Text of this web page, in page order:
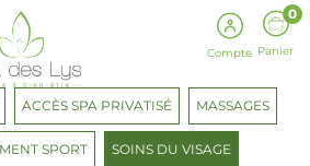
Compte
0
Panier
ACCÈS SPA PRIVATISÉ MASSAGES
SPORT SOINS DU VISAGE